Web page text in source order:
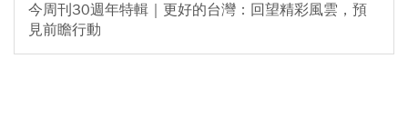
今周刊30週年特輯｜更好的台灣：回望精彩風雲，預
見前瞻行動